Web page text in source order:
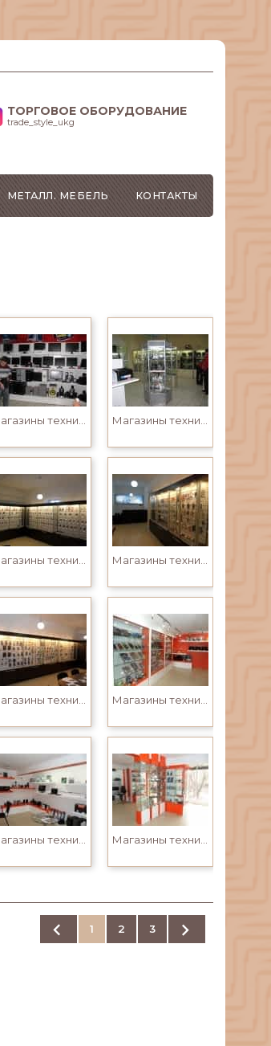
ТОРГОВОЕ ОБОРУДОВАНИЕ
trade_style_ukg
МЕТАЛЛ. МЕБЕЛЬ КОНТАКТЫ
 1 2 3 